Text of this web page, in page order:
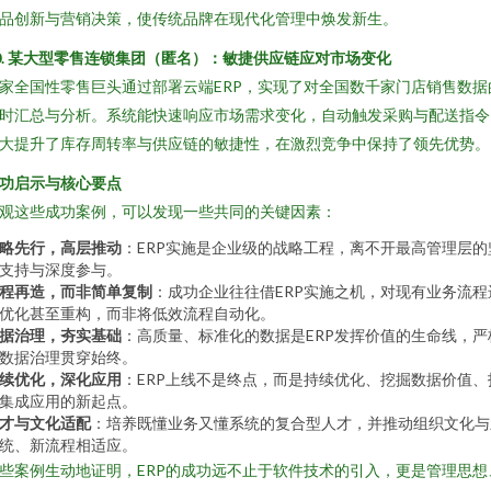
创新与营销决策，使传统品牌在现代化管理中焕发新生。
某大型零售连锁集团（匿名）：敏捷供应链应对市场变化
全国性零售巨头通过部署云端ERP，实现了对全国数千家门店销售数据
汇总与分析。系统能快速响应市场需求变化，自动触发采购与配送指
提升了库存周转率与供应链的敏捷性，在激烈竞争中保持了领先优势。
启示与核心要点
这些成功案例，可以发现一些共同的关键因素：
先行，高层推动 ：ERP实施是企业级的战略工程，离不开最高管理层
持与深度参与。
再造，而非简单复制 ：成功企业往往借ERP实施之机，对现有业务流
化甚至重构，而非将低效流程自动化。
治理，夯实基础 ：高质量、标准化的数据是ERP发挥价值的生命线，
据治理贯穿始终。
优化，深化应用 ：ERP上线不是终点，而是持续优化、挖掘数据价值
成应用的新起点。
与文化适配：培养既懂业务又懂系统的复合型人才，并推动组织文化
、新流程相适应。
案例生动地证明，ERP的成功远不止于软件技术的引入，更是管理思想